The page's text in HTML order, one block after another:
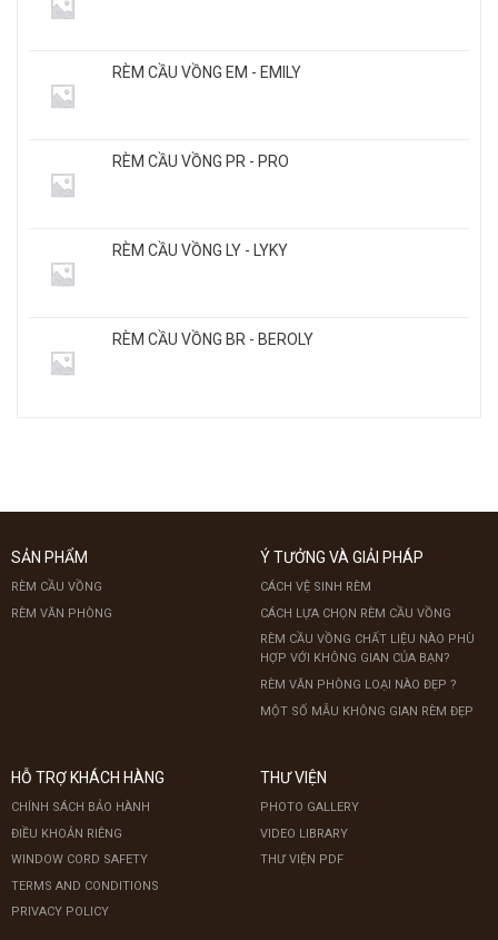
RÈM CẦU VỒNG EM - EMILY
RÈM CẦU VỒNG PR - PRO
RÈM CẦU VỒNG LY - LYKY
RÈM CẦU VỒNG BR - BEROLY
SẢN PHẨM
RÈM CẦU VỒNG
RÈM VĂN PHÒNG
Ý TƯỞNG VÀ GIẢI PHÁP
CÁCH VỆ SINH RÈM
CÁCH LỰA CHỌN RÈM CẦU VỒNG
RÈM CẦU VỒNG CHẤT LIỆU NÀO PHÙ
HỢP VỚI KHÔNG GIAN CỦA BẠN?
RÈM VĂN PHÒNG LOẠI NÀO ĐẸP ?
MỘT SỐ MẪU KHÔNG GIAN RÈM ĐẸP
HỖ TRỢ KHÁCH HÀNG
CHÍNH SÁCH BẢO HÀNH
ĐIỀU KHOẢN RIÊNG
WINDOW CORD SAFETY
TERMS AND CONDITIONS
PRIVACY POLICY
THƯ VIỆN
PHOTO GALLERY
VIDEO LIBRARY
THƯ VIỆN PDF